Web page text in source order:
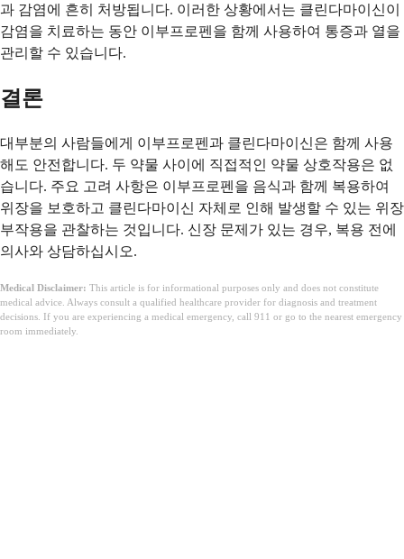
과 감염에 흔히 처방됩니다. 이러한 상황에서는 클린다마이신이
감염을 치료하는 동안 이부프로펜을 함께 사용하여 통증과 열을
관리할 수 있습니다.
결론
대부분의 사람들에게 이부프로펜과 클린다마이신은 함께 사용
해도 안전합니다. 두 약물 사이에 직접적인 약물 상호작용은 없
습니다. 주요 고려 사항은 이부프로펜을 음식과 함께 복용하여
위장을 보호하고 클린다마이신 자체로 인해 발생할 수 있는 위장
부작용을 관찰하는 것입니다. 신장 문제가 있는 경우, 복용 전에
의사와 상담하십시오.
Medical Disclaimer: This article is for informational purposes only and does not constitute
medical advice. Always consult a qualified healthcare provider for diagnosis and treatment
decisions. If you are experiencing a medical emergency, call 911 or go to the nearest emergency
room immediately.